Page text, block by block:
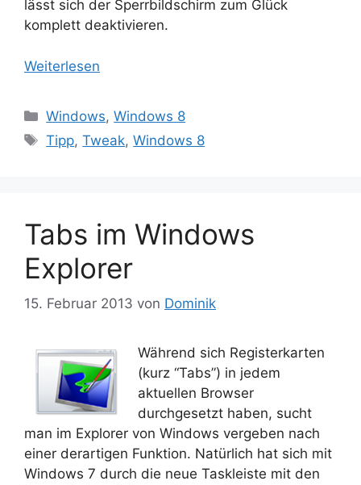
lässt sich der Sperrbildschirm zum Glück
komplett deaktivieren.
Weiterlesen
Kategorien
Windows,Windows 8
Schlagwörter
Tipp,Tweak,Windows 8
Tabs im Windows
Explorer
15. Februar 2013 von Dominik
Während sich Registerkarten
(kurz “Tabs”) in jedem
aktuellen Browser
durchgesetzt haben, sucht
man im Explorer von Windows vergeben nach
einer derartigen Funktion. Natürlich hat sich mit
Windows 7 durch die neue Taskleiste mit den